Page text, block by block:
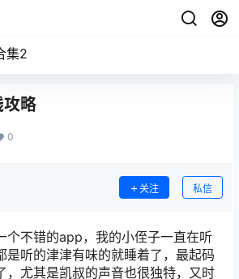
集2
攻略
0
关注 私信
个不错的app，我的小侄子一直在听
是听的津津有味的就睡着了，最起码
，尤其是凯叔的声音也很独特，又时